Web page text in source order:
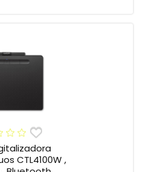
CTL4100W ,